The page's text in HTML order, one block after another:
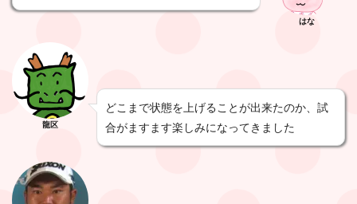
はな
龍区
どこまで状態を上げることが出来たのか、試
合がますます楽しみになってきました